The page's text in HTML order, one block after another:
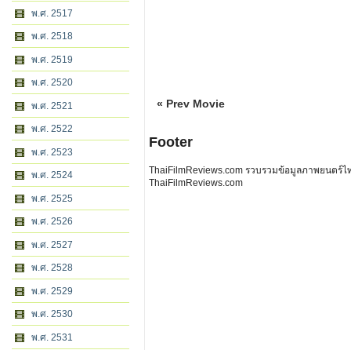
พ.ศ. 2517
พ.ศ. 2518
พ.ศ. 2519
พ.ศ. 2520
พ.ศ. 2521
พ.ศ. 2522
พ.ศ. 2523
พ.ศ. 2524
พ.ศ. 2525
พ.ศ. 2526
พ.ศ. 2527
พ.ศ. 2528
พ.ศ. 2529
พ.ศ. 2530
พ.ศ. 2531
« Prev Movie
Footer
ThaiFilmReviews.com รวบรวมข้อมูลภาพยนตร์
ThaiFilmReviews.com